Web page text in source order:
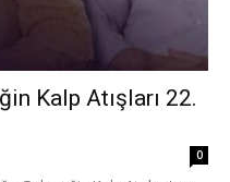
Kalp Atışları 22.
0